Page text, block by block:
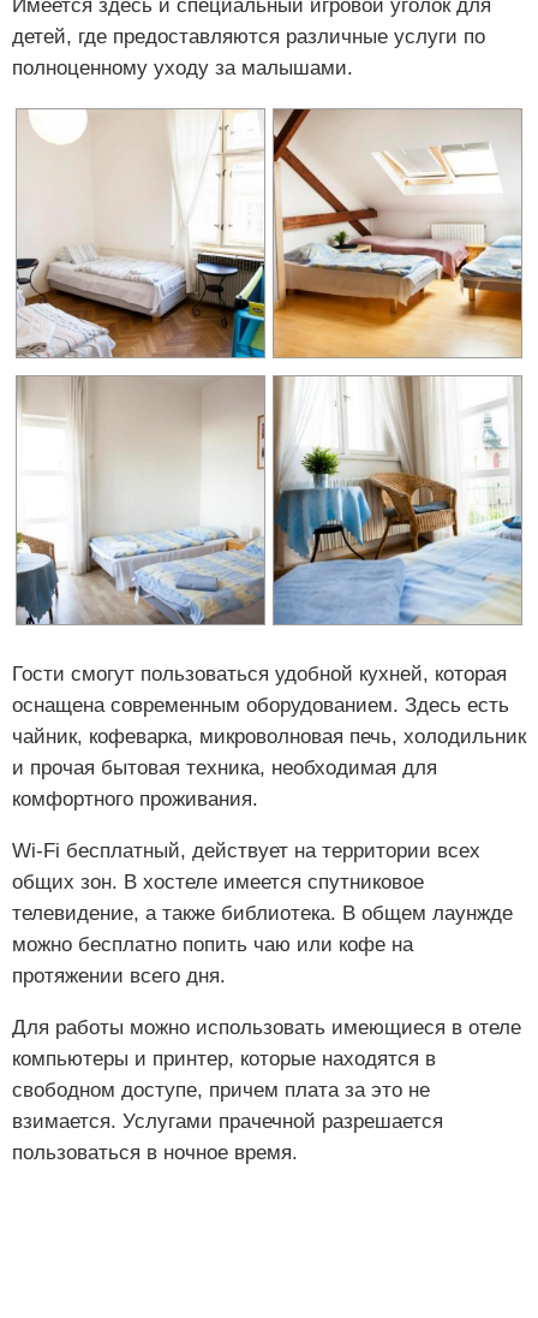
Имеется здесь и специальный игровой уголок для
детей, где предоставляются различные услуги по
полноценному уходу за малышами.
Гости смогут пользоваться удобной кухней, которая
оснащена современным оборудованием. Здесь есть
чайник, кофеварка, микроволновая печь, холодильник
и прочая бытовая техника, необходимая для
комфортного проживания.
Wi-Fi бесплатный, действует на территории всех
общих зон. В хостеле имеется спутниковое
телевидение, а также библиотека. В общем лаунжде
можно бесплатно попить чаю или кофе на
протяжении всего дня.
Для работы можно использовать имеющиеся в отеле
компьютеры и принтер, которые находятся в
свободном доступе, причем плата за это не
взимается. Услугами прачечной разрешается
пользоваться в ночное время.